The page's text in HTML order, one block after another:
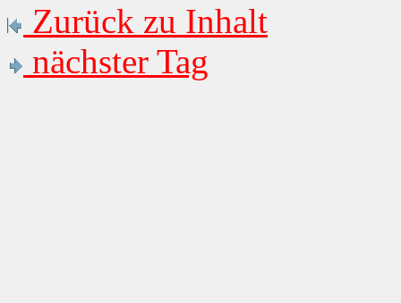
Zurück zu Inhalt
nächster Tag